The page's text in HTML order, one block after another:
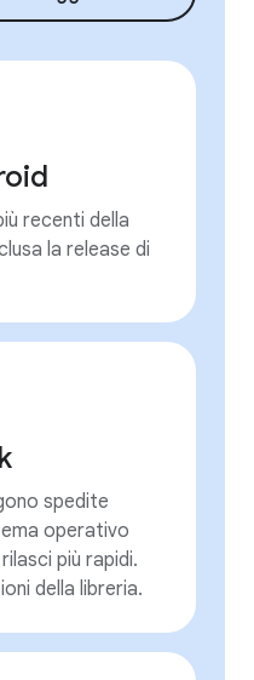
recenti della
la release di
spedite
operativo
più rapidi.
della libreria.